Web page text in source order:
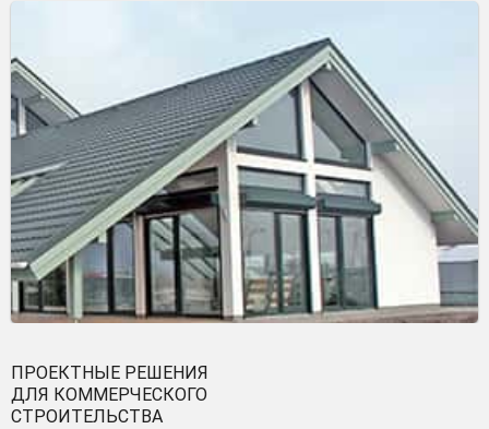
ПРОЕКТНЫЕ РЕШЕНИЯ
ДЛЯ КОММЕРЧЕСКОГО
СТРОИТЕЛЬСТВА